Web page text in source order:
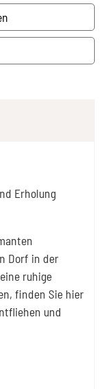
Erholung
Dorf in der
ruhige
finden Sie hier
und